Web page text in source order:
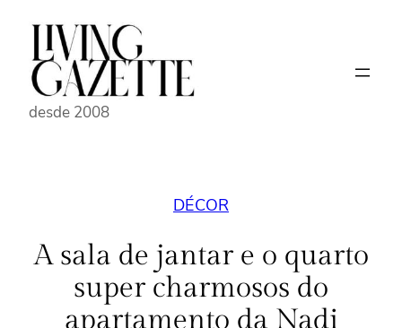
Pular
conteúdo
desde 2008
DÉCOR
A sala de jantar e o quarto
super charmosos do
apartamento da Nadi